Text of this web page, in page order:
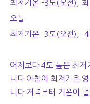
최저기온 -8도(오전),
오늘
최저기온 -3도(오전), -
어제보다 4도 높은 최저
니다 아침에 최저기온
니다 저녁부터 기온이